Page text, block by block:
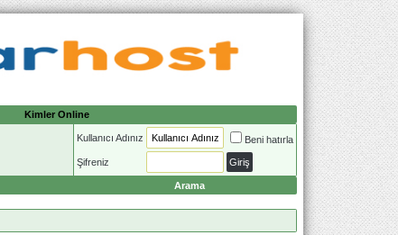
Kimler Online
Kullanıcı Adınız Beni hatırla
Şifreniz
Arama